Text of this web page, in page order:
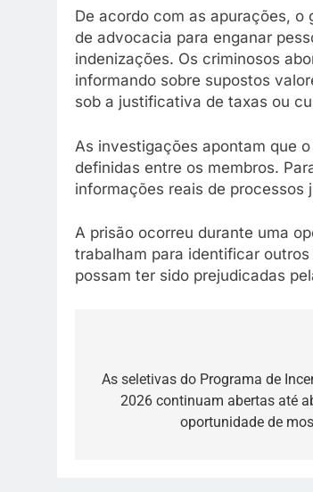
De acordo com as apurações,
de advocacia para enganar
indenizações. Os criminosos
informando sobre supostos
sob a justificativa de taxas ou
As investigações apontam que
definidas entre os membros.
informações reais de processos
A prisão ocorreu durante uma
trabalham para identificar
possam ter sido prejudicadas
de
As seletivas do Programa de
2026 continuam abertas até
oportunidade de